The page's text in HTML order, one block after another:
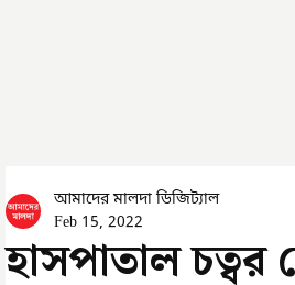
হাসপাতাল
আমাদের মালদা ডিজিট্যাল
Feb 15, 2022